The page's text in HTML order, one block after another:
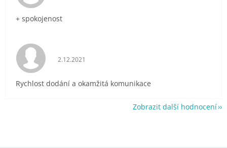
+ spokojenost
Hodnocení obchodu je 5 z 5 hvězdiček.
2.12.2021
Rychlost dodání a okamžitá komunikace
Zobrazit další hodnocení